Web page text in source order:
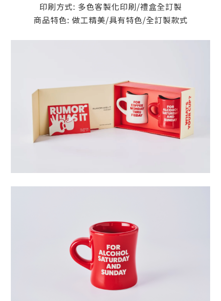
印刷方式: 多色客製化印刷/禮盒全訂製
商品特色: 做工精美/具有特色/全訂製款式